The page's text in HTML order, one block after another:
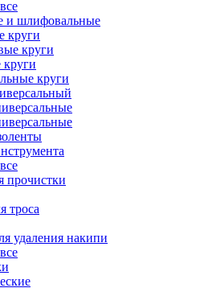
и шлифовальные
круги
круги
круги
прочистки
троса
удаления накипи